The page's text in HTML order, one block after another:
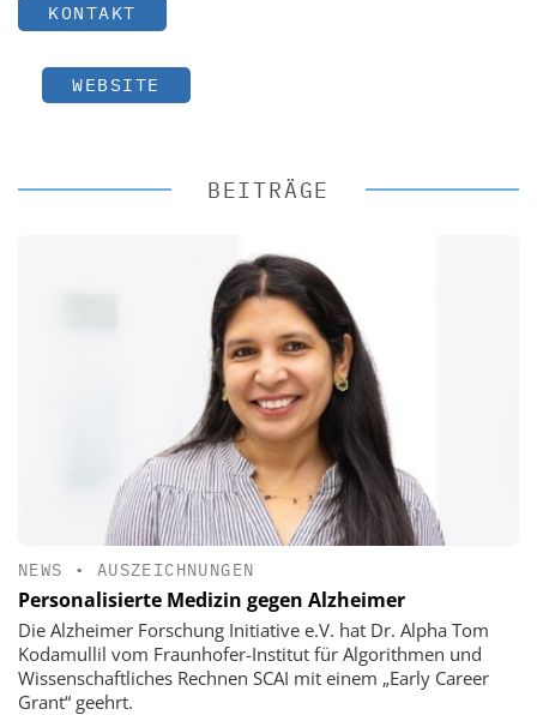
KONTAKT
WEBSITE
BEITRÄGE
NEWS • AUSZEICHNUNGEN
Personalisierte Medizin gegen Alzheimer
Die Alzheimer Forschung Initiative e.V. hat Dr. Alpha Tom
Kodamullil vom Fraunhofer-Institut für Algorithmen und
Wissenschaftliches Rechnen SCAI mit einem „Early Career
Grant“ geehrt.